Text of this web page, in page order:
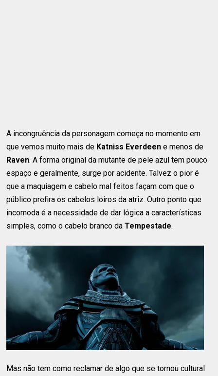
A incongruência da personagem começa no momento em
que vemos muito mais de Katniss Everdeen e menos de
Raven. A forma original da mutante de pele azul tem pouco
espaço e geralmente, surge por acidente. Talvez o pior é
que a maquiagem e cabelo mal feitos façam com que o
público prefira os cabelos loiros da atriz. Outro ponto que
incomoda é a necessidade de dar lógica a características
simples, como o cabelo branco daTempestade.
Mas não tem como reclamar de algo que se tornou cultural